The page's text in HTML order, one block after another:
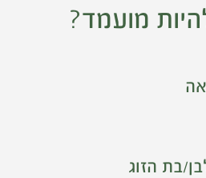
מועמד?
בת הזוג